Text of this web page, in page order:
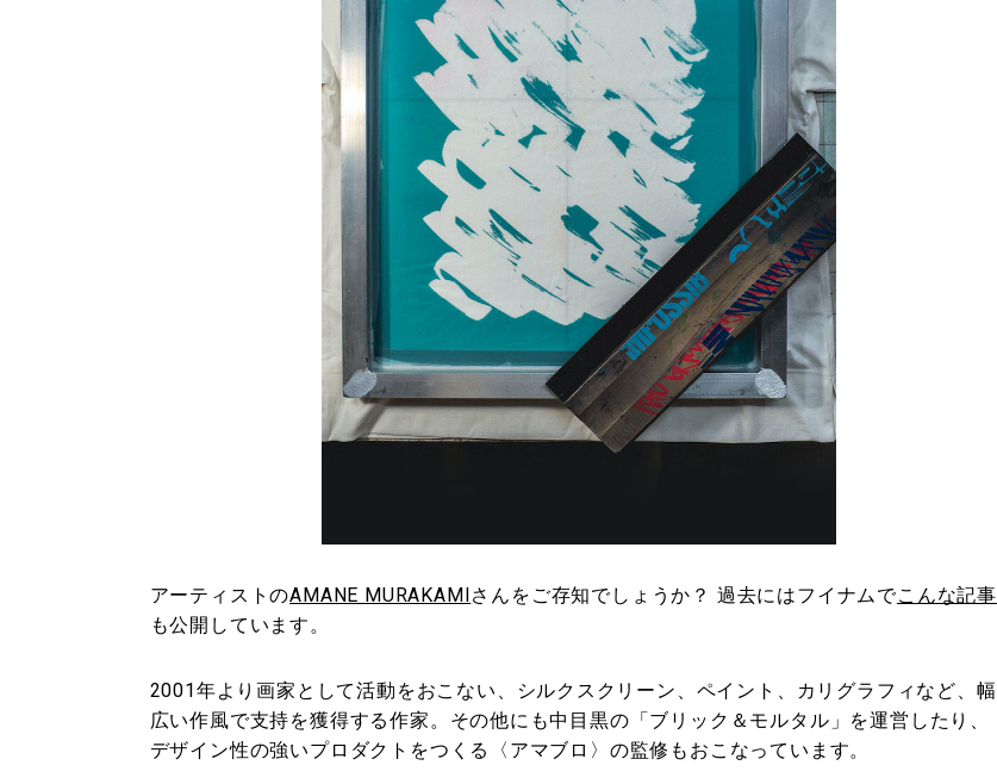
アーティストのAMANE MURAKAMI さんをご存知でしょうか？ 過去にはフイナムでこんな記事
も公開しています。
2001年より画家として活動をおこない、シルクスクリーン、ペイント、カリグラフィなど、幅
広い作風で支持を獲得する作家。その他にも中目黒の「ブリック＆モルタル」を運営したり、
デザイン性の強いプロダクトをつくる〈アマブロ〉の監修もおこなっています。